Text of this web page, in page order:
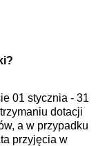
01 stycznia - 31
dotacji
a w przypadku
przyjęcia w